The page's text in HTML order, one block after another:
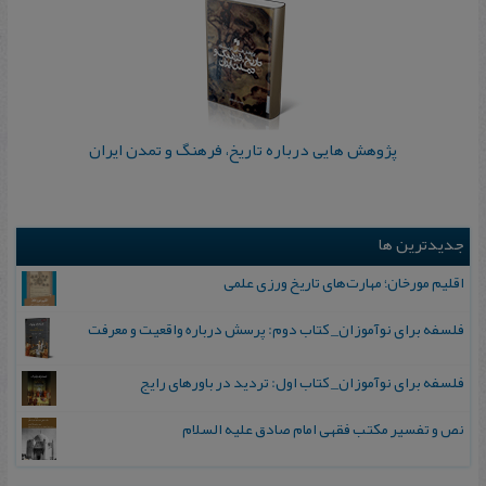
پژوهش‌ هایی درباره تاریخ، فرهنگ و تمدن ایران
جدیدترین ها
اقلیم مورخان؛ مهارت‌های تاریخ ورزی علمی
فلسفه برای نوآموزان_ کتاب دوم: پرسش درباره واقعیت و معرفت
فلسفه برای نوآموزان_ کتاب اول: تردید در باورهای رایج
نص و تفسیر مکتب فقهی امام صادق علیه السلام